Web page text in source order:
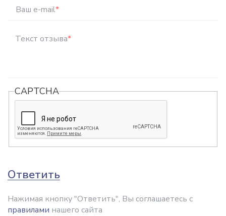
Ваш e-mail*
Текст отзыва*
CAPTCHA
Ответить
Нажимая кнопку "Ответить", Вы соглашаетесь с
правилами нашего сайта